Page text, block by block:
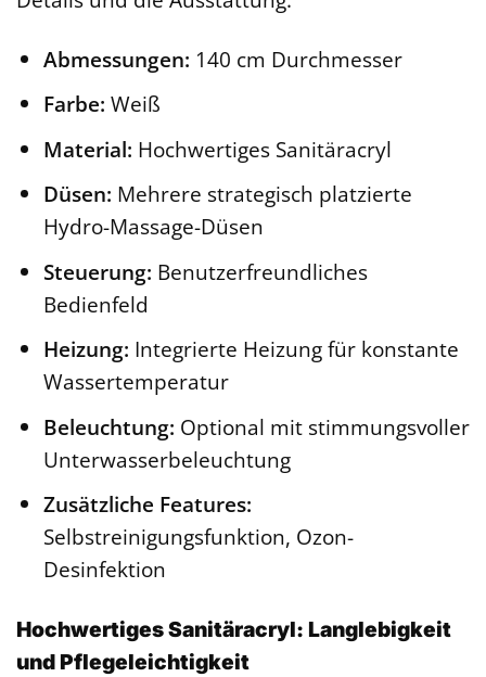
Abmessungen: 140 cm Durchmesser
Farbe: Weiß
Material: Hochwertiges Sanitäracryl
Düsen: Mehrere strategisch platzierte
Hydro-Massage-Düsen
Steuerung: Benutzerfreundliches
Bedienfeld
Heizung: Integrierte Heizung für konstante
Wassertemperatur
Beleuchtung: Optional mit stimmungsvoller
Unterwasserbeleuchtung
Zusätzliche Features:
Selbstreinigungsfunktion, Ozon-
Desinfektion
Hochwertiges Sanitäracryl: Langlebigkeit
und Pflegeleichtigkeit